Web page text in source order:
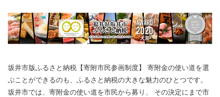
坂井市版ふるさと納税【寄附市民参画制度】 寄附金の使い道を選
ぶことができるのも、ふるさと納税の大きな魅力のひとつです。
坂井市では、寄附金の使い道を市民から募り、 その決定にまで市